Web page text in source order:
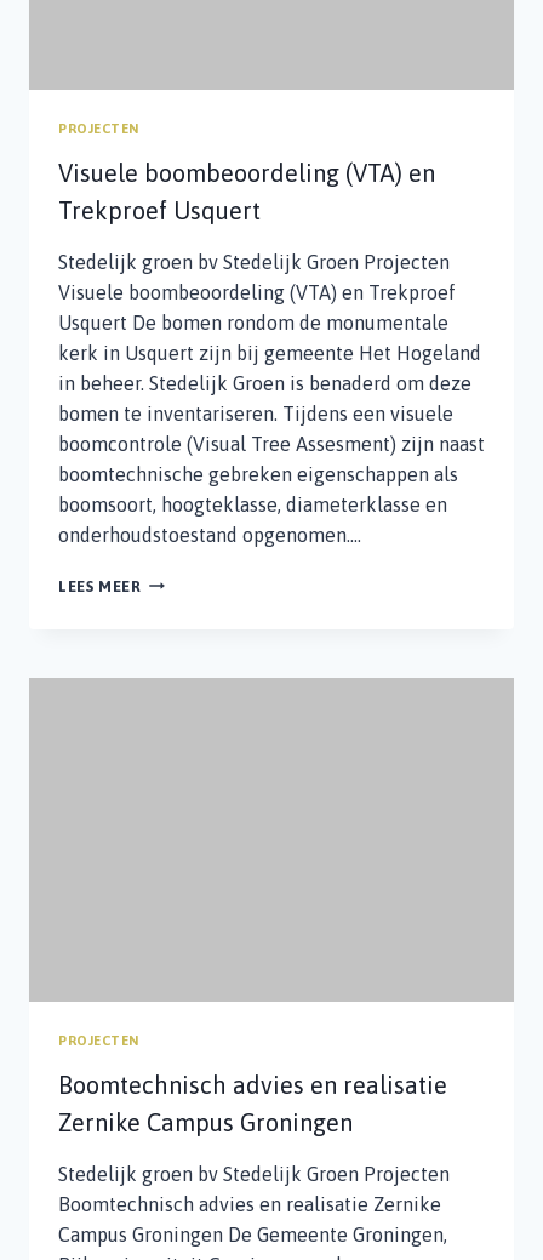
PROJECTEN
Visuele boombeoordeling (VTA) en
Trekproef Usquert
Stedelijk groen bv Stedelijk Groen Projecten
Visuele boombeoordeling (VTA) en Trekproef
Usquert De bomen rondom de monumentale
kerk in Usquert zijn bij gemeente Het Hogeland
in beheer. Stedelijk Groen is benaderd om deze
bomen te inventariseren. Tijdens een visuele
boomcontrole (Visual Tree Assesment) zijn naast
boomtechnische gebreken eigenschappen als
boomsoort, hoogteklasse, diameterklasse en
onderhoudstoestand opgenomen….
LEES MEER VISUELE
TREKPROEF
PROJECTEN
Boomtechnisch advies en realisatie
Zernike Campus Groningen
Stedelijk groen bv Stedelijk Groen Projecten
Boomtechnisch advies en realisatie Zernike
Campus Groningen De Gemeente Groningen,